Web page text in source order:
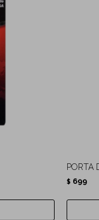
PORTA
$ 699